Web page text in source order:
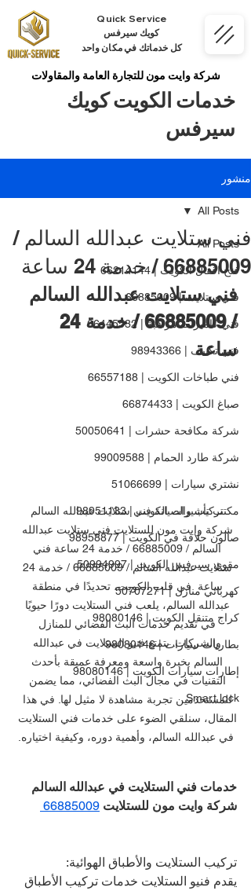
Quick Service
كويك سيرفس
كل خدماتك في مكان واحد
شركة وايت مون للتجارة العامة والمقاولات
خدمات الكويت كويك
سيرفس
منشور
All Posts
فتح اقفال الكويت | 66214144
فني ستلايت | 66885009
فني كاميرات مراقبة | 66445532
فني تكييف | 98943366
فني طباخات الكويت | 66557188
صباغ الكويت | 66874433
شركة مكافحة حشرات | 50050641
شركة طارد الحمام | 99009588
نشتري سيارات | 51066699
مكتب تأشيرات الكويت | 98951133
صالون حلاقة في الكويت | 98958877
مقوي سيرفس الكويت | 50994997
كهربائي منازل | 50707271
كراج متنقل الكويت | 98080146
بطاريات سيارات | 98080146
إطارات سيارات الكويت | 98080146
Smart lock
All Posts
فني ستلايت عبدالله السالم /
66885009 / خدمة 24 ساعة
فني ستلايت عبدالله السالم
ساعة
تركيب والصيانة فني ستلايت عبدالله السالم
شركة وايت مون للستلايت فني ستلايت عبدالله
السالم / 66885009 / خدمة 24 ساعة فني
ساعة  في قلب الكويت، تحديدًا في منطقة
عبدالله السالم، يلعب فني الستلايت دورًا حيويًا
في تقديم خدمات البث الفضائي للمنازل
والشركات. يتمتع فنيو الستلايت في عبدالله
السالم بخبرة واسعة ومعرفة عميقة بأحدث
التقنيات في مجال البث الفضائي، مما يضمن
للمستخدمين تجربة مشاهدة لا مثيل لها. في هذا
المقال، سنلقي الضوء على خدمات فني الستلايت
في عبدالله السالم، وأهمية دوره، وكيفية اختياره.
خدمات فني الستلايت في عبدالله السالم
شركة وايت مون للستلايت 66885009
تركيب الستلايت والأطباق الهوائية:
يقدم فنيو الستلايت خدمات تركيب الأطباق